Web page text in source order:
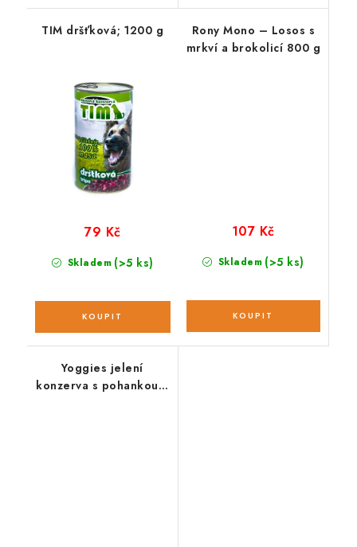
TIM dršťková; 1200 g
Skladem (>5 ks)
79 Kč
Rony Mono – Losos s
mrkví a brokolicí 800 g
Skladem (>5 ks)
107 Kč
Yoggies jelení
konzerva s pohankou a